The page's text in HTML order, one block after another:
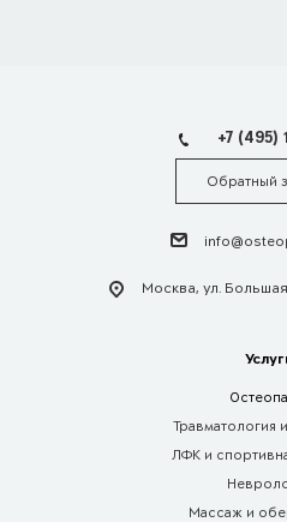
+7 (495)
Обратный
Москва, ул.
Травматология
ЛФК и
Массаж и